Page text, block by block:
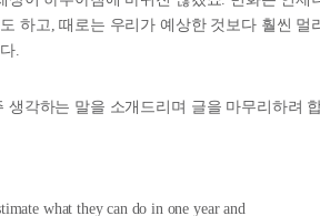
하고, 때로는 우리가 예상한 것보다 훨씬 멀
.
생각하는 말을 소개드리며 글을 마무리하려
what they can do in one year and